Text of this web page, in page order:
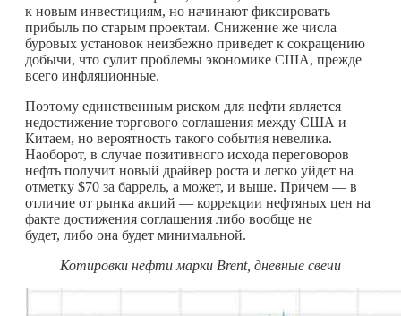
к новым инвестициям, но начинают фиксировать
прибыль по старым проектам. Снижение же числа
буровых установок неизбежно приведет к сокращению
добычи, что сулит проблемы экономике США, прежде
всего инфляционные.
Поэтому единственным риском для нефти является
недостижение торгового соглашения между США и
Китаем, но вероятность такого события невелика.
Наоборот, в случае позитивного исхода переговоров
нефть получит новый драйвер роста и легко уйдет на
отметку $70 за баррель, а может, и выше. Причем — в
отличие от рынка акций — коррекции нефтяных цен на
факте достижения соглашения либо вообще не
будет, либо она будет минимальной.
Котировки нефти марки Brent, дневные свечи